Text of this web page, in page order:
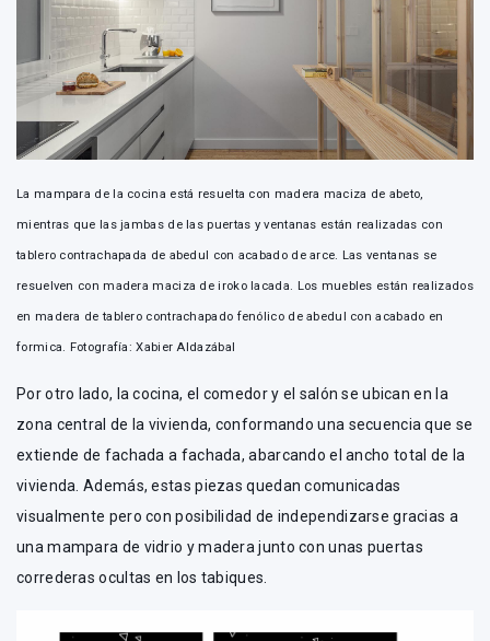
La mampara de la cocina está resuelta con madera maciza de abeto,
mientras que las jambas de las puertas y ventanas están realizadas con
tablero contrachapada de abedul con acabado de arce. Las ventanas se
resuelven con madera maciza de iroko lacada. Los muebles están realizados
en madera de tablero contrachapado fenólico de abedul con acabado en
formica. Fotografía: Xabier Aldazábal
Por otro lado, la cocina, el comedor y el salón se ubican en la
zona central de la vivienda, conformando una secuencia que se
extiende de fachada a fachada, abarcando el ancho total de la
vivienda. Además, estas piezas quedan comunicadas
visualmente pero con posibilidad de independizarse gracias a
una mampara de vidrio y madera junto con unas puertas
correderas ocultas en los tabiques.